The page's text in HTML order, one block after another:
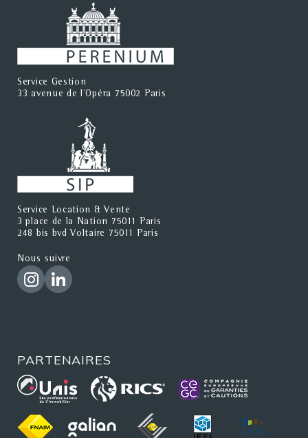
Service Gestion
33 avenue de l'Opéra 75002 Paris
Service Location & Vente
3 place de la Nation 75011 Paris
248 bis bvd Voltaire 75011 Paris
Nous suivre
PARTENAIRES